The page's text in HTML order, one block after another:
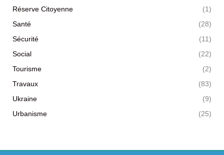
Réserve Citoyenne
(1)
Santé
(28)
Sécurité
(11)
Social
(22)
Tourisme
(2)
Travaux
(83)
Ukraine
(9)
Urbanisme
(25)